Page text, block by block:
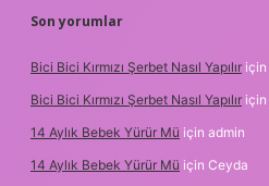
Son yorumlar
Bici Bici Kırmızı Şerbet Nasıl Yapılır için
Bici Bici Kırmızı Şerbet Nasıl Yapılır için
14 Aylık Bebek Yürür Mü için admin
14 Aylık Bebek Yürür Mü için Ceyda